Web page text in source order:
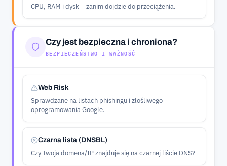
CPU, RAM i dysk – zanim dojdzie do przeciążenia.
Czy jest bezpieczna i chroniona?
BEZPIECZEŃSTWO I WAŻNOŚĆ
Web Risk
Sprawdzane na listach phishingu i złośliwego
oprogramowania Google.
Czarna lista (DNSBL)
Czy Twoja domena/IP znajduje się na czarnej liście DNS?